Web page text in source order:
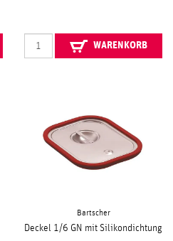
WARENKORB
Bartscher
Deckel 1/6 GN mit Silikondichtung